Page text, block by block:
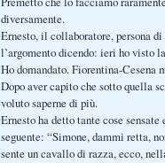
diversamente.
Ernesto, il collaboratore, persona
l’argomento dicendo: ieri ho visto
Ho domandato. Fiorentina-Cesena
Dopo aver capito che sotto quella
voluto saperne di più.
Ernesto ha detto tante cose
seguente: “Simone, dammi retta,
sente un cavallo di razza, ecco,